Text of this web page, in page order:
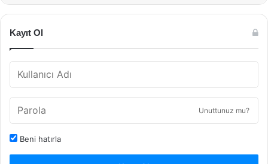
Kayıt Ol
Unuttunuz mu?
Beni hatırla